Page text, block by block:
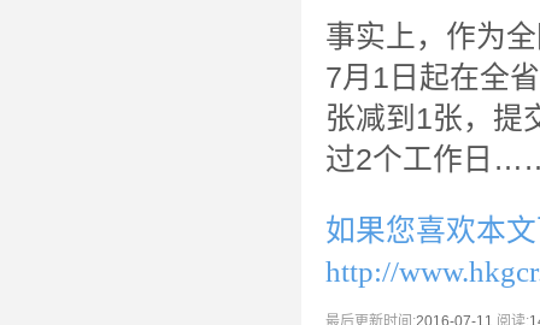
事实上，作为
7月1日起在全
张减到1张，提
过2个工作日
如果您喜欢本
http://
最后更新时间:2016-07-11 阅读: